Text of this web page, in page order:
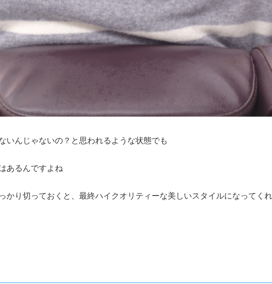
いんじゃないの？と思われるような状態でも
あるんですよね
かり切っておくと、最終ハイクオリティーな美しいスタイルになってく